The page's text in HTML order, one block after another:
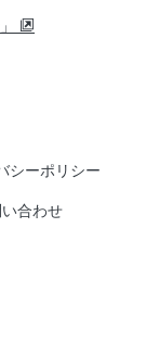
シーポリシー
い合わせ